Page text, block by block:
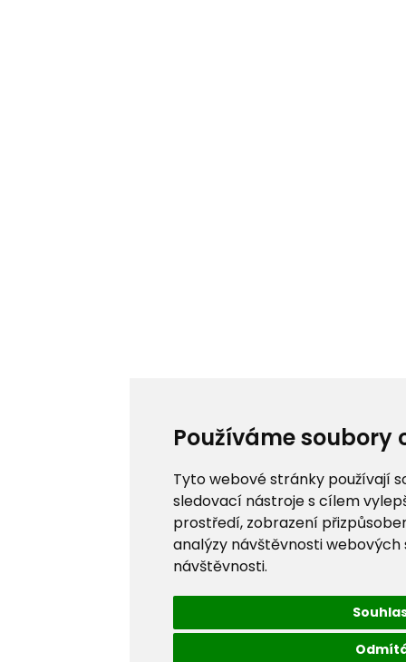
Používáme soubory
Tyto webové stránky používají
sledovací nástroje s cílem
prostředí, zobrazení
analýzy návštěvnosti
návštěvnosti.